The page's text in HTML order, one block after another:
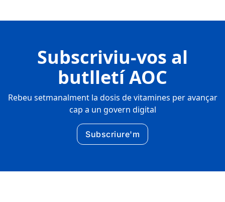
Subscriviu-vos al
butlletí AOC
Rebeu setmanalment la dosis de vitamines per avançar
cap a un govern digital
Subscriure'm